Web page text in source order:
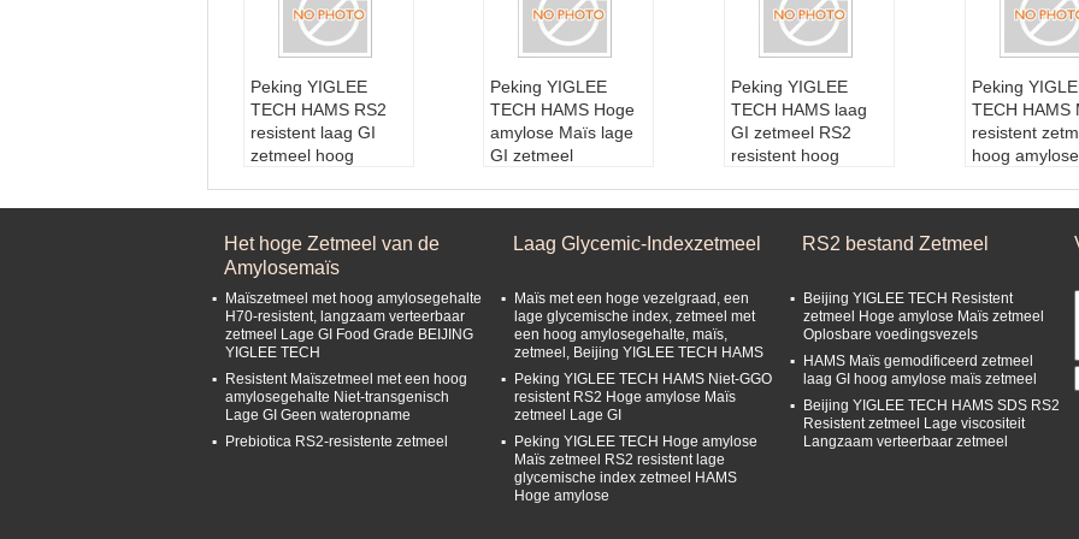
Peking YIGLEE
TECH HAMS RS2
resistent laag GI
zetmeel hoog
s met een hoog amy
losegehalte
Type:Bestand Zet
meel
Houdbaarheid:24
Maanden
Verpakkingscondit
ie1:Normale tempe
Peking YIGLEE
TECH HAMS Hoge
amylose Maïs lage
GI zetmeel
Houdbaarheid:24
Verpakkingscondit
ie1:Normale tempe
ratuur
Verpakkingscondit
ie2:Droog, schadu
wrijk en koel.
Peking YIGLEE
TECH HAMS laag
GI zetmeel RS2
resistent hoog
s met een hoog amy
Type:
Bestand Zet
meel
Houdbaarheid:24
Maanden
Verpakkingscondit
ie1:
Normale tempe
Peking
TECH HAMS
resistent
hoog
losegehalte
Maanden
ie1:
ratuur
ie2:Droog,
wrijk en koel.
Het hoge Zetmeel van de
Amylosemaïs
Maïszetmeel met hoog amylosegehalte
H70-resistent, langzaam verteerbaar
zetmeel Lage GI Food Grade BEIJING
YIGLEE TECH
Resistent Maïszetmeel met een hoog
amylosegehalte Niet-transgenisch
Lage GI Geen wateropname
Prebiotica RS2-resistente zetmeel
Laag Glycemic-Indexzetmeel
Maïs met een hoge vezelgraad, een
lage glycemische index, zetmeel met
een hoog amylosegehalte, maïs,
zetmeel, Beijing YIGLEE TECH HAMS
Peking YIGLEE TECH HAMS Niet-GGO
resistent RS2 Hoge amylose Maïs
zetmeel Lage GI
Peking YIGLEE TECH Hoge amylose
Maïs zetmeel RS2 resistent lage
glycemische index zetmeel HAMS
Hoge amylose
RS2 bestand Zetmeel
Beijing YIGLEE TECH Resistent
zetmeel Hoge amylose Maïs zetmeel
Oplosbare voedingsvezels
HAMS Maïs gemodificeerd zetmeel
laag GI hoog amylose maïs zetmeel
Beijing YIGLEE TECH HAMS SDS RS2
Resistent zetmeel Lage viscositeit
Langzaam verteerbaar zetmeel